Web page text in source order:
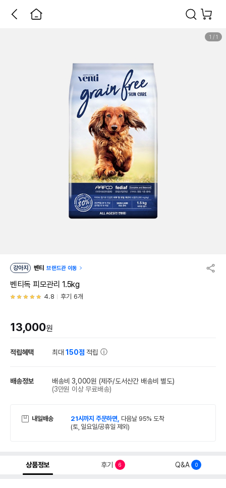
1 / 1
강아지 벤티 브랜드관 이동
벤티독 피모관리 1.5kg
4.8 후기 6개
13,000원
적립혜택 최대150점 적립
배송정보 배송비 3,000원 (제주/도서산간 배송비 별도)
(3만원 이상 무료배송)
내일배송 21시까지 주문하면, 다음날 95% 도착
(토, 일요일/공휴일 제외)
상품정보 후기 6 Q&A 0